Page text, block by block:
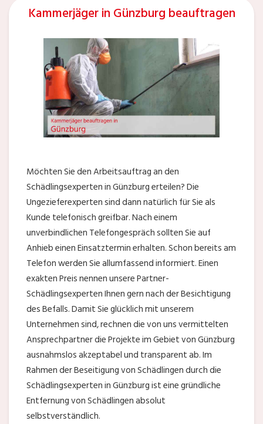
Kammerjäger in Günzburg beauftragen
Möchten Sie den Arbeitsauftrag an den
Schädlingsexperten in Günzburg erteilen? Die
Ungezieferexperten sind dann natürlich für Sie als
Kunde telefonisch greifbar. Nach einem
unverbindlichen Telefongespräch sollten Sie auf
Anhieb einen Einsatztermin erhalten. Schon bereits am
Telefon werden Sie allumfassend informiert. Einen
exakten Preis nennen unsere Partner-
Schädlingsexperten Ihnen gern nach der Besichtigung
des Befalls. Damit Sie glücklich mit unserem
Unternehmen sind, rechnen die von uns vermittelten
Ansprechpartner die Projekte im Gebiet von Günzburg
ausnahmslos akzeptabel und transparent ab. Im
Rahmen der Beseitigung von Schädlingen durch die
Schädlingsexperten in Günzburg ist eine gründliche
Entfernung von Schädlingen absolut
selbstverständlich.